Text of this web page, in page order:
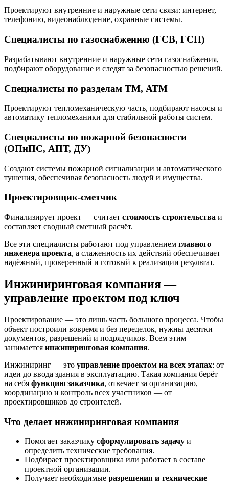
Проектируют внутренние и наружные сети связи: интернет,
телефонию, видеонаблюдение, охранные системы.
Специалисты по газоснабжению (ГСВ, ГСН)
Разрабатывают внутренние и наружные сети газоснабжения,
подбирают оборудование и следят за безопасностью решений.
Специалисты по разделам ТМ, АТМ
Проектируют тепломеханическую часть, подбирают насосы и
автоматику тепломеханики для стабильной работы систем.
Специалисты по пожарной безопасности
(ОПиПС, АПТ, ДУ)
Создают системы пожарной сигнализации и автоматического
тушения, обеспечивая безопасность людей и имущества.
Проектировщик-сметчик
Финализирует проект — считает стоимость строительства и
составляет сводный сметный расчёт.
Все эти специалисты работают под управлением главного
инженера проекта, а слаженность их действий обеспечивает
надёжный, проверенный и готовый к реализации результат.
Инжиниринговая компания —
управление проектом под ключ
Проектирование — это лишь часть большого процесса. Чтобы
объект построили вовремя и без переделок, нужны десятки
документов, разрешений и подрядчиков. Всем этим
занимается инжиниринговая компания.
Инжиниринг — это управление проектом на всех этапах: от
идеи до ввода здания в эксплуатацию. Такая компания берёт
на себя функцию заказчика, отвечает за организацию,
координацию и контроль всех участников — от
проектировщиков до строителей.
Что делает инжиниринговая компания
Помогает заказчику сформулировать задачу и
определить технические требования.
Подбирает проектировщика или работает в составе
проектной организации.
Получает необходимые разрешения и технические